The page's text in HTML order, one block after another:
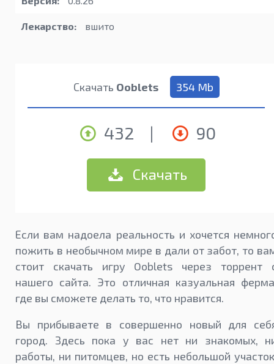
Лекарство: вшито
Скачать Ooblets 354 Mb
432 | 90
Скачать
Если вам надоела реальность и хочется
пожить в необычном мире в дали от забот, то
стоит скачать игру Ooblets через торрент
нашего сайта. Это отличная казуальная
где вы сможете делать то, что нравится.
Вы прибываете в совершенно новый для
город. Здесь пока у вас нет ни знакомых,
работы, ни питомцев, но есть небольшой